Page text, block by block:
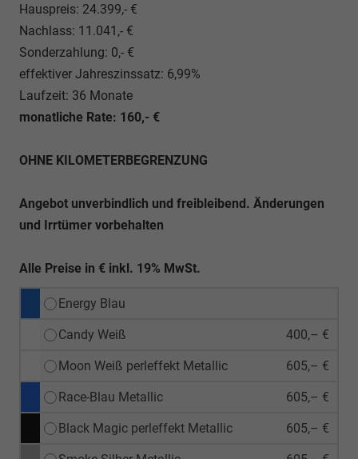
Hauspreis: 24.399,- €
Nachlass: 11.041,- €
Sonderzahlung: 0,- €
effektiver Jahreszinssatz: 6,99%
Laufzeit: 36 Monate
monatliche Rate: 160,- €
OHNE KILOMETERBEGRENZUNG
Angebot unverbindlich und freibleibend. Änderungen
und Irrtümer vorbehalten
Alle Preise in € inkl. 19% MwSt.
Energy Blau
Candy Weiß 400,– €
Moon Weiß perleffekt Metallic 605,– €
Race-Blau Metallic 605,– €
Black Magic perleffekt Metallic 605,– €